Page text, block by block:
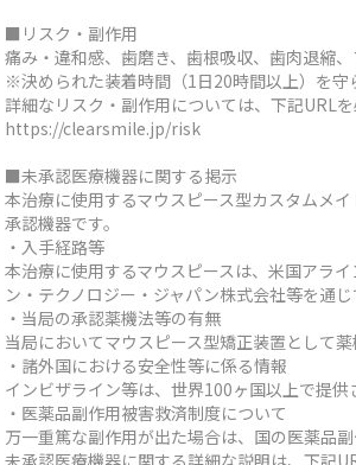
■リスク・副作用
痛み・違和感、歯磨き、歯根吸収、歯肉退縮
※決められた装着時間（1日20時間以上）を守
詳細なリスク・副作用については、下記URLを
https://clearsmile.jp/risk
■未承認医療機器に関する掲示
本治療に使用するマウスピース型カスタムメ
承認機器です。
・入手経路等
本治療に使用するマウスピースは、米国アラ
ン・テクノロジー・ジャパン株式会社等を通じ
・当局の承認薬機法等の有無
当局においてマウスピース型矯正装置として
・諸外国における安全性等に係る情報
インビザライン等は、世界100ヶ国以上で提
・医薬品副作用被害救済制度について
万一重篤な副作用が出た場合は、国の医薬品
未承認医療機器に関する詳細な説明は、下記